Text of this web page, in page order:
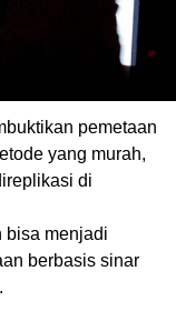
pemetaan
yang murah,
di
bisa menjadi
berbasis sinar